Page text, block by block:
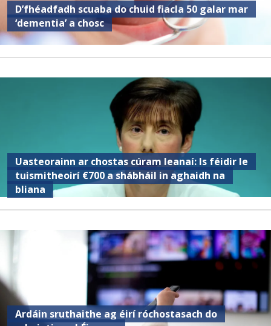
D’fhéadfadh scuaba do chuid fiacla 50 galar mar
‘dementia’ a chosc
Uasteorainn ar chostas cúram leanaí: Is féidir le
tuismitheoirí €700 a shábháil in aghaidh na
bliana
Ardáin sruthaithe ag éirí róchostasach do